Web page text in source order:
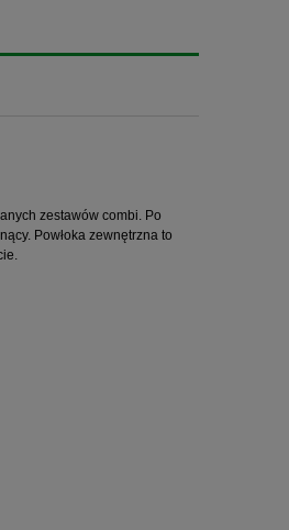
zestawów combi. Po
Powłoka zewnętrzna to